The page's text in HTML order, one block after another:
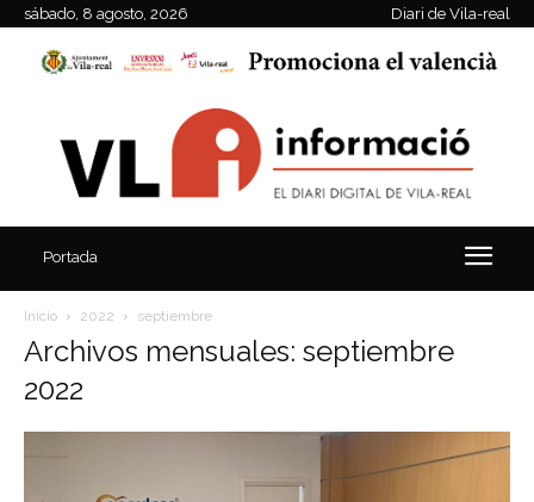
sábado, 8 agosto, 2026 Diari de Vila-real
Portada
Inicio 2022 septiembre
Archivos mensuales: septiembre
2022